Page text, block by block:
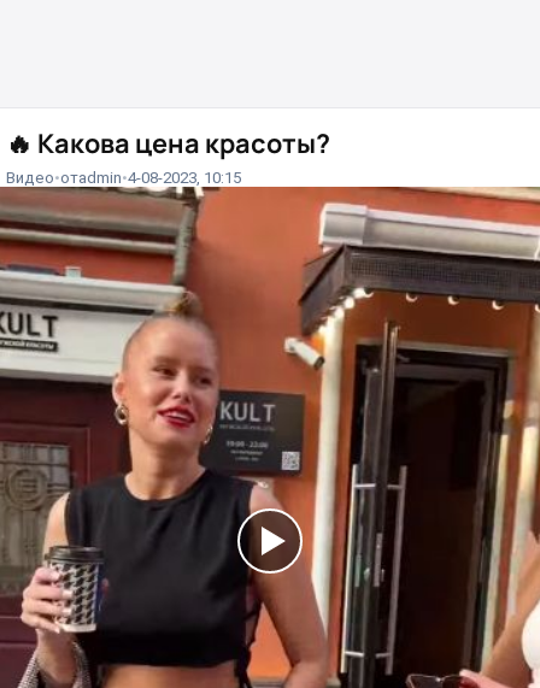
🔥 Какова цена красоты?
Видео отadmin 4-08-2023, 10:15